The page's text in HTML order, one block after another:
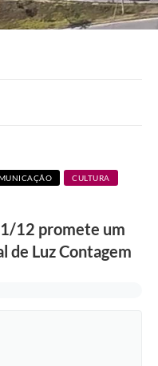
CULTURA
12 promete um
de Luz Contagem